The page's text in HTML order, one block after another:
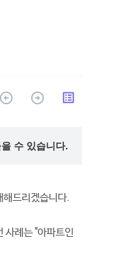
arrow_circle_up arrow_circle_up list_alt
수 있습니다.
해드리겠습니다.
사례는 "아파트인